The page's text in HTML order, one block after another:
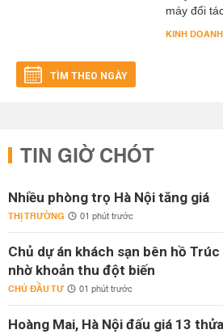
máy đối
KINH DOANH
TÌM THEO NGÀY
TIN GIỜ CHÓT
Nhiều phòng trọ Hà Nội tăng giá
THỊ TRƯỜNG 01 phút trước
Chủ dự án khách sạn bên hồ
nhờ khoản thu đột biến
CHỦ ĐẦU TƯ 01 phút trước
Hoàng Mai, Hà Nội đấu giá 13